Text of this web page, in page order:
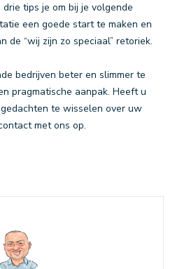
tips je om bij je volgende
een goede start te maken en
de “wij zijn zo speciaal” retoriek.
bedrijven beter en slimmer te
pragmatische aanpak. Heeft u
te wisselen over uw
met ons op.